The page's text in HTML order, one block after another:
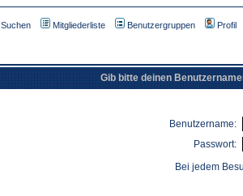
Suchen Mitgliederliste Benutzergruppen Profil
Gib bitte deinen
Benutzername:
Passwort:
Bei jedem